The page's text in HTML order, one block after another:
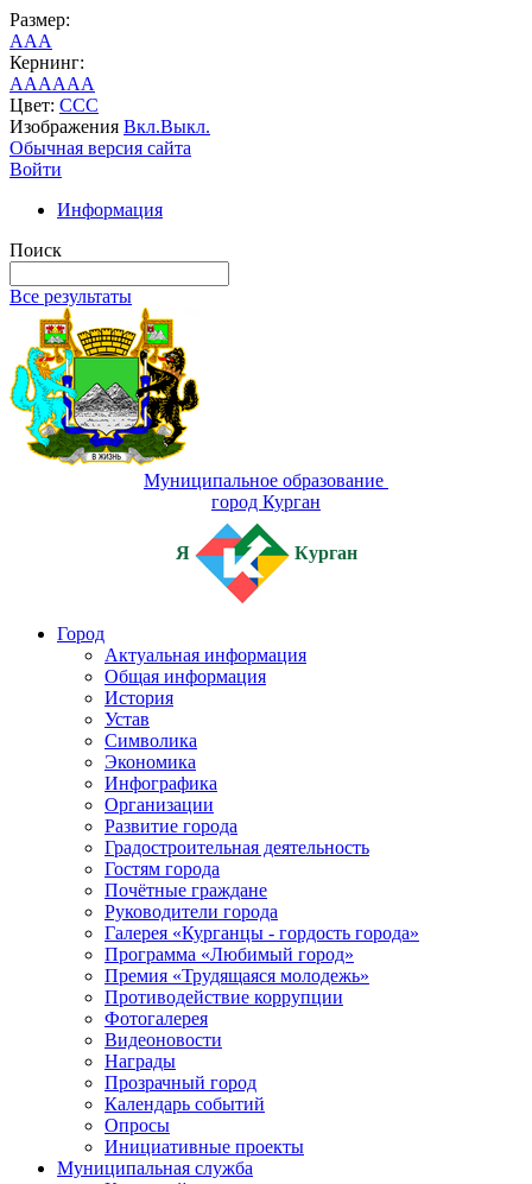
Размер:
AAA
Кернинг:
AAAAAA
Цвет: CCC
Изображения Вкл.Выкл.
Обычная версия сайта
Войти
Информация
Поиск
Все результаты
Муниципальное образование
город Курган
Я Курган
Город
Актуальная информация
Общая информация
История
Устав
Символика
Экономика
Инфографика
Организации
Развитие города
Градостроительная деятельность
Гостям города
Почётные граждане
Руководители города
Галерея «Курганцы - гордость города»
Программа «Любимый город»
Премия «Трудящаяся молодежь»
Противодействие коррупции
Фотогалерея
Видеоновости
Награды
Прозрачный город
Календарь событий
Опросы
Инициативные проекты
Муниципальная служба